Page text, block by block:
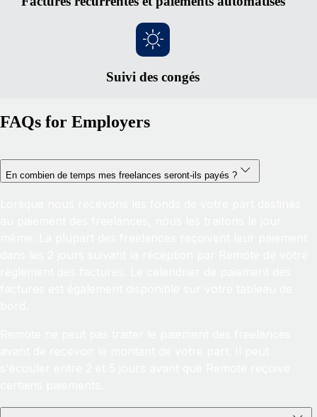
Suivi des congés
FAQs for Employers
En combien de temps mes freelances seront-ils payés ?